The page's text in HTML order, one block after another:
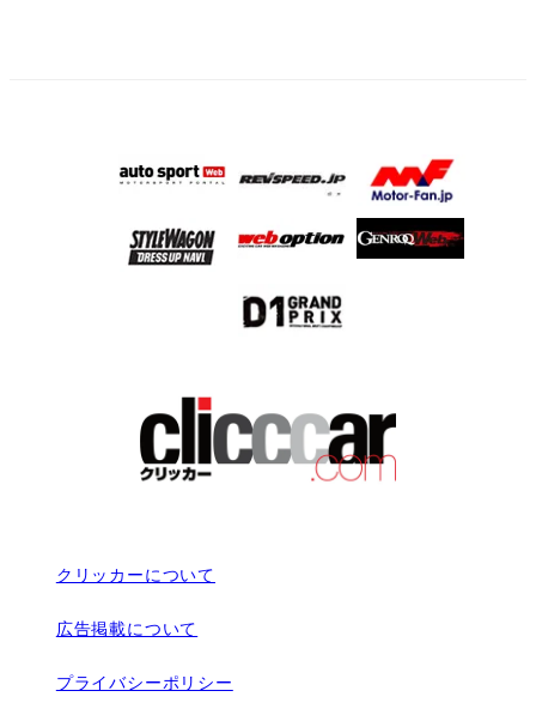
クリッカーについて
広告掲載について
プライバシーポリシー